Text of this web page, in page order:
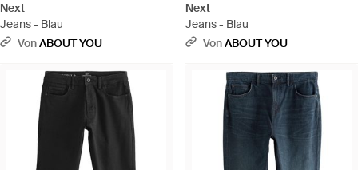
Next
Jeans - Blau
VonABOUT YOU
Next
Jeans - Blau
VonABOUT YOU